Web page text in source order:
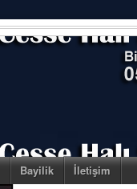
Bayilik İletişim